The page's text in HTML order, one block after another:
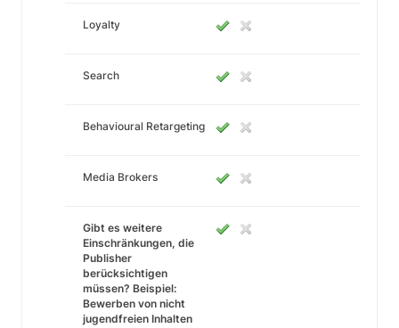
Loyalty
Search
Behavioural Retargeting
Media Brokers
Gibt es weitere
Einschränkungen, die
Publisher
berücksichtigen
müssen? Beispiel:
Bewerben von nicht
jugendfreien Inhalten